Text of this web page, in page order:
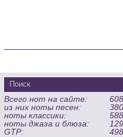
Всего нот на сайте:
из них ноты песен:
ноты классики:
ноты джаза и блюза:
GTP: